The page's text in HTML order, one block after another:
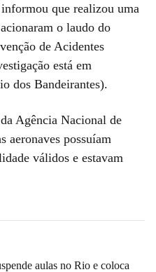
que realizou uma
o laudo do
de Acidentes
está em
dos Bandeirantes).
Agência Nacional de
aeronaves possuíam
válidos e estavam
aulas no Rio e coloca